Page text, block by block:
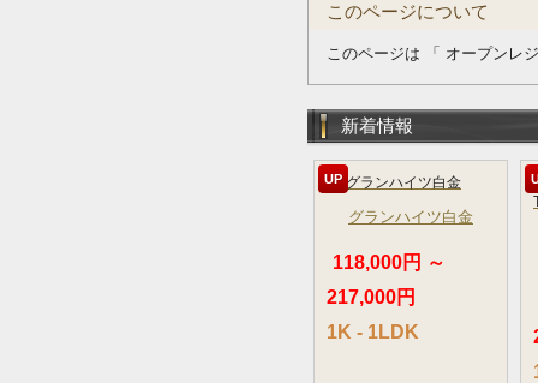
このページについて
このページは 「 オープンレ
新着情報
UP
グランハイツ白金
118,000円 ～
217,000円
1K - 1LDK